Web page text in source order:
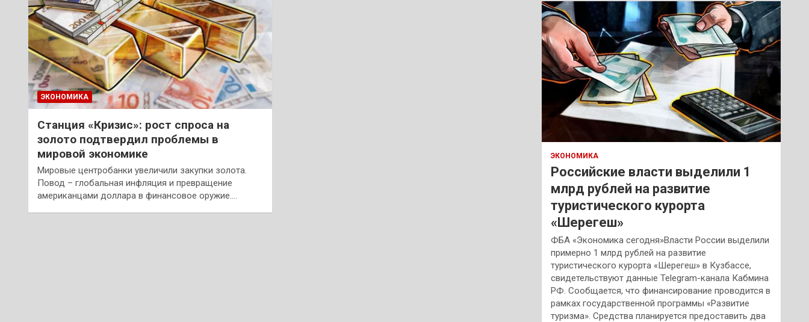
ЭКОНОМИКА
Станция «Кризис»: рост спроса на
золото подтвердил проблемы в
мировой экономике
Мировые центробанки увеличили закупки золота.
Повод – глобальная инфляция и превращение
американцами доллара в финансовое оружие.…
к
ЭКОНОМИКА
Российские власти выделили 1
млрд рублей на развитие
туристического курорта
«Шерегеш»
ФБА «Экономика сегодня»Власти России выделили
примерно 1 млрд рублей на развитие
туристического курорта «Шерегеш» в Кузбассе,
свидетельствуют данные Telegram-канала Кабмина
РФ. Сообщается, что финансирование проводится в
рамках государственной программы «Развитие
туризма». Средства планируется предоставить два